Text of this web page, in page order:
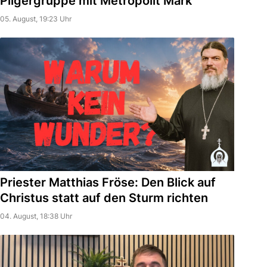
05. August, 19:23 Uhr
Priester Matthias Fröse: Den Blick auf
Christus statt auf den Sturm richten
04. August, 18:38 Uhr